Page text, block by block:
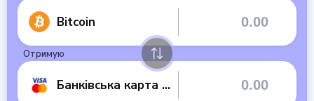
Bitcoin
Отримую
Банківська карта NGN